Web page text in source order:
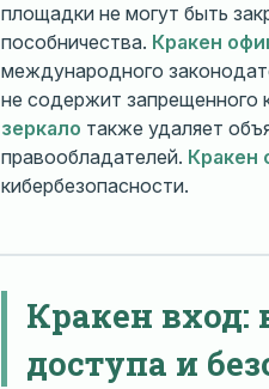
площадки не могут быть
пособничества. Кракен
международного
не содержит запрещенного
зеркало также удаляет
правообладателей. Кракен
кибербезопасности.
Кракен вход:
доступа и